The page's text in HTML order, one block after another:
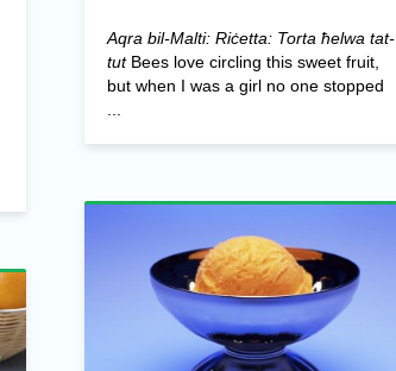
Aqra bil-Malti: Riċetta: Torta ħelwa tat-
tutBees love circling this sweet fruit,
but when I was a girl no one stopped